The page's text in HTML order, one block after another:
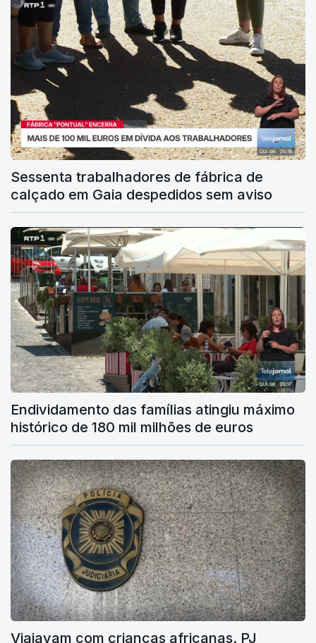
Sessenta trabalhadores de fábrica de
calçado em Gaia despedidos sem aviso
Endividamento das famílias atingiu máximo
histórico de 180 mil milhões de euros
Viajavam com crianças africanas. PJ